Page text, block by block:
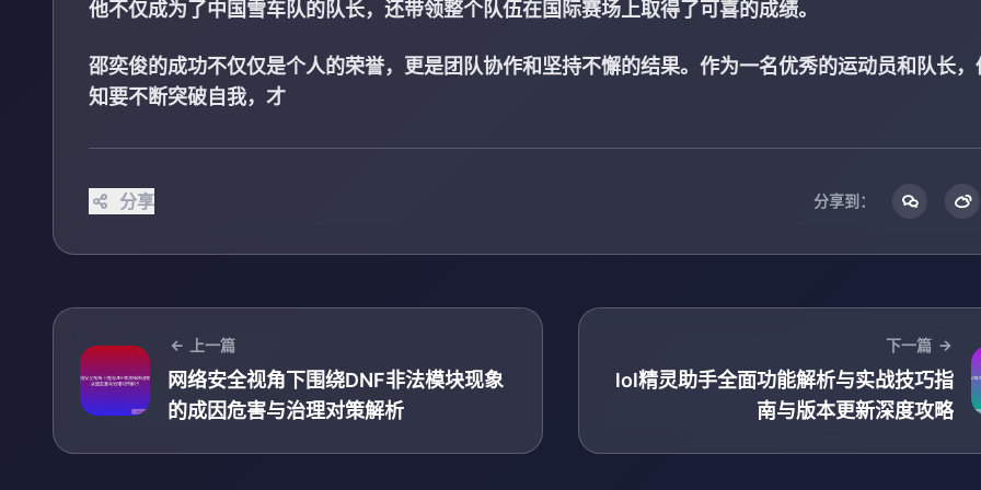
他不仅成为了中国雪车队的队长，还带领整个队伍在国际赛场上取得了可喜的成绩。
邵奕俊的成功不仅仅是个人的荣誉，更是团队协作和坚持不懈的结果。作为一名优秀的运动员和队长，
知要不断突破自我，才
分享 分享到：
上一篇
网络安全视角下围绕DNF非法模块现象
的成因危害与治理对策解析
下一篇
lol精灵助手全面功能解析与实战技巧指
南与版本更新深度攻略